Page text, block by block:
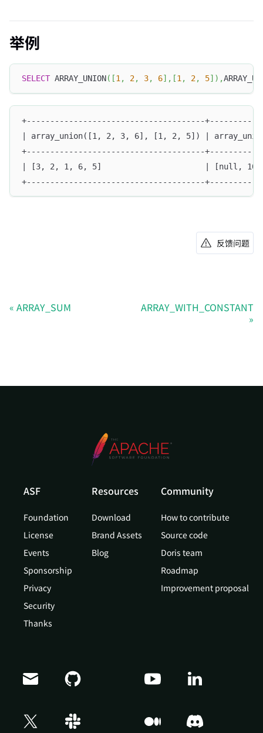
举例
SELECT ARRAY_UNION( [1, 2, 3, 6] , [1, 2, 5] ) ,
+--------------------------------------
| array_union([1, 2, 3, 6], [1, 2, 5]) |
+--------------------------------------
| [3, 2, 1, 6, 5]                      | [null,
+--------------------------------------
反馈问题
ARRAY_SUM ARRAY_WITH_CONSTANT
ASF
Foundation
License
Events
Sponsorship
Privacy
Security
Thanks
Resources
Download
Brand Assets
Blog
Community
How to contribute
Source code
Doris team
Roadmap
Improvement proposal
Doris Summit 26